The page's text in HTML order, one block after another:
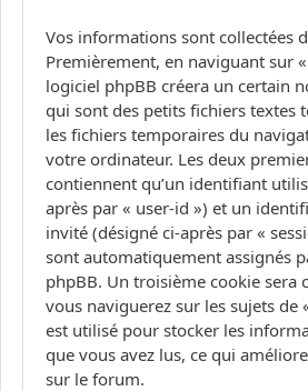
Vos informations sont collectées
Premièrement, en naviguant sur
logiciel phpBB créera un certain
qui sont des petits fichiers textes
les fichiers temporaires du
votre ordinateur. Les deux
contiennent qu’un identifiant
après par « user-id ») et un
invité (désigné ci-après par «
sont automatiquement assignés
phpBB. Un troisième cookie sera
vous naviguerez sur les sujets de
est utilisé pour stocker les
que vous avez lus, ce qui
sur le forum.